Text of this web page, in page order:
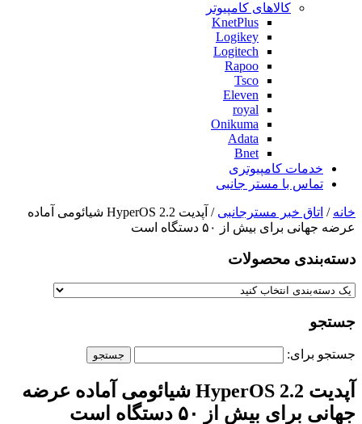
کالاهای کامپیوتر
KnetPlus
Logikey
Logitech
Rapoo
Tsco
Eleven
royal
Onikuma
Adata
Bnet
خدمات کامپیوتری
تماس با مستر جانبی
خانه / اتاق خبر مسترجانبی
/ آپدیت HyperOS 2.2 شیائومی آماده
عرضه جهانی برای بیش از ۵۰ دستگاه است
دسته‌بندی‌ محصولات
جستجو
جستجو برای:
آپدیت HyperOS 2.2 شیائومی آماده عرضه
جهانی برای بیش از ۵۰ دستگاه است